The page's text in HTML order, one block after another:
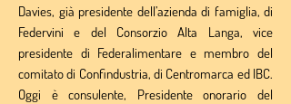
Davies, già presidente dell’azienda di famiglia, di
Federvini e del Consorzio Alta Langa, vice
presidente di Federalimentare e membro del
comitato di Confindustria, di Centromarca ed IBC.
Oggi è consulente, Presidente onorario del